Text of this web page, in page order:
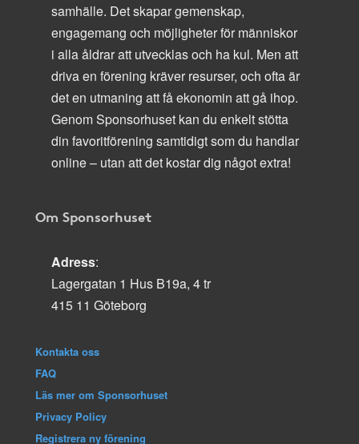
samhälle. Det skapar gemenskap,
engagemang och möjligheter för människor
i alla åldrar att utvecklas och ha kul. Men att
driva en förening kräver resurser, och ofta är
det en utmaning att få ekonomin att gå ihop.
Genom Sponsorhuset kan du enkelt stötta
din favoritförening samtidigt som du handlar
online – utan att det kostar dig något extra!
Om Sponsorhuset
Adress:
Lagergatan 1 Hus B19a, 4 tr
415 11 Göteborg
Kontakta oss
FAQ
Läs mer om Sponsorhuset
Privacy Policy
Registrera ny förening